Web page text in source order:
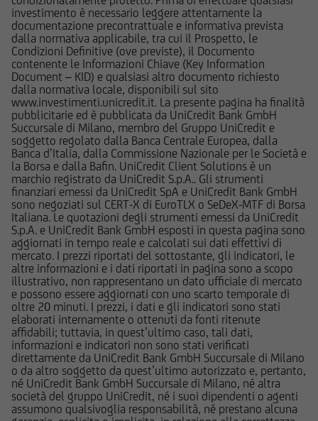
investimento è necessario leggere attentamente la
documentazione precontrattuale e informativa prevista
dalla normativa applicabile, tra cui il Prospetto, le
Condizioni Definitive (ove previste), il Documento
contenente le Informazioni Chiave (Key Information
Document – KID) e qualsiasi altro documento richiesto
dalla normativa locale, disponibili sul sito
www.investimenti.unicredit.it. La presente pagina ha finalità
pubblicitarie ed è pubblicata da UniCredit Bank GmbH
Succursale di Milano, membro del Gruppo UniCredit e
soggetto regolato dalla Banca Centrale Europea, dalla
Banca d’Italia, dalla Commissione Nazionale per le Società e
la Borsa e dalla Bafin. UniCredit Client Solutions è un
marchio registrato da UniCredit S.p.A.. Gli strumenti
finanziari emessi da UniCredit SpA e UniCredit Bank GmbH
sono negoziati sul CERT-X di EuroTLX o SeDeX-MTF di Borsa
Italiana. Le quotazioni degli strumenti emessi da UniCredit
S.p.A. e UniCredit Bank GmbH esposti in questa pagina sono
aggiornati in tempo reale e calcolati sui dati effettivi di
mercato. I prezzi riportati del sottostante, gli indicatori, le
altre informazioni e i dati riportati in pagina sono a scopo
illustrativo, non rappresentano un dato ufficiale di mercato
e possono essere aggiornati con uno scarto temporale di
oltre 20 minuti. I prezzi, i dati e gli indicatori sono stati
elaborati internamente o ottenuti da fonti ritenute
affidabili; tuttavia, in quest’ultimo caso, tali dati,
informazioni e indicatori non sono stati verificati
direttamente da UniCredit Bank GmbH Succursale di Milano
o da altro soggetto da quest’ultimo autorizzato e, pertanto,
né UniCredit Bank GmbH Succursale di Milano, né altra
società del gruppo UniCredit, né i suoi dipendenti o agenti
assumono qualsivoglia responsabilità, né prestano alcuna
industriale. UniCredit Bank GmbH - Succursale di
Milano ha facoltà di modificare, in qualsiasi
momento, a propria discrezione, i contenuti e le
modalità funzionali ed operative del Sito, senza
alcun preavviso.
All'utente non è concessa alcuna licenza né
diritto d'uso e, pertanto, non è consentito
registrate tali contenuti - in tutto o in parte - su
alcun tipo di supporto, riprodurli, copiarli,
pubblicarli, né utilizzarli a scopo commerciale,
senza preventiva autorizzazione scritta.
UniCredit Bank GmbH - Succursale di Milano
cura che le informazioni che vengono pubblicate
sul Sito siano prodotte sulla base di fonti
attendibili; la medesima non potrà in ogni caso
essere ritenuta responsabile per l'eventuale non
accuratezza o completezza delle stesse. Le
informazioni pubblicate sul Sito possono,
inoltre, basarsi su determinati dati, presupposti,
opinioni o previsioni che possono cambiare nel
tempo; in particolare i prezzi e i valori pubblicati
si intendono riferiti alla data e all'ora